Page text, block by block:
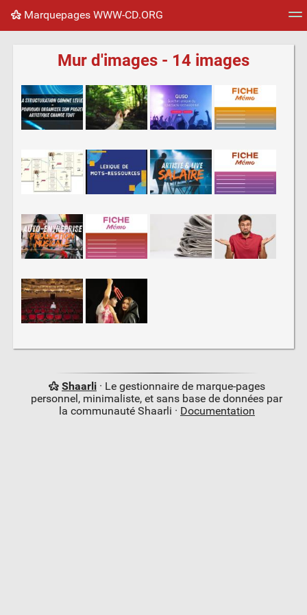
Marquepages WWW-CD.ORG
Flux
Mur d'images - 14 images
Shaarli· Le gestionnaire de marque-pages
personnel, minimaliste, et sans base de données par
la communauté Shaarli · Documentation